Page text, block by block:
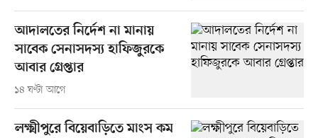
আদালতের নির্দেশ না মানায়
সাবেক সেনাসদস্য হাফিজুরকে
আবার গ্রেপ্তার
১৪ ঘণ্টা আগে
লক্ষ্মীপুরে বিয়েবাড়িতে মাংস কম